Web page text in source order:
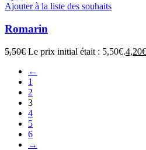
Ajouter à la liste des souhaits
Romarin
5,50€ Le prix initial était : 5,50€.4,20€
←
1
2
3
4
5
6
→